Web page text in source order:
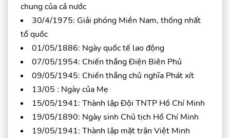
chung của cả nước
30/4/1975: Giải phóng Miền Nam, thống nhất
tổ quốc
01/05/1886: Ngày quốc tế lao động
07/05/1954: Chiến thắng Điện Biên Phủ
09/05/1945: Chiến thắng chủ nghĩa Phát xít
13/05 : Ngày của Mẹ
15/05/1941: Thành lập Đội TNTP Hồ Chí Minh
19/05/1890: Ngày sinh Chủ tịch Hồ Chí Minh
19/05/1941: Thành lập mặt trận Việt Minh